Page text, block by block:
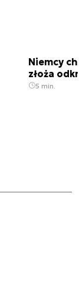
Niemcy
złoża
5 min.